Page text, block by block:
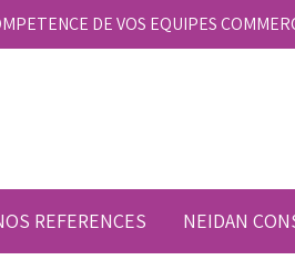
DE VOS EQUIPES
REFERENCES NEIDAN